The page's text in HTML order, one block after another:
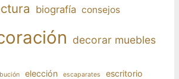
biografía consejos
decorar muebles
elección escaparates escritorio